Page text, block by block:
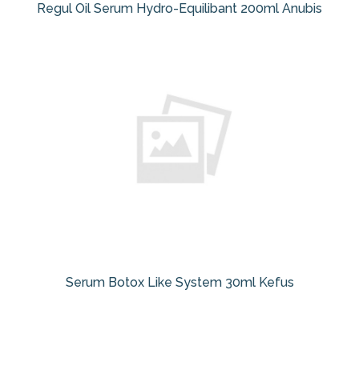
Regul Oil Serum Hydro-Equilibant 200ml Anubis
Serum Botox Like System 30ml Kefus